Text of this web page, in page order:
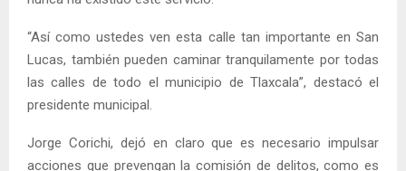
“Así como ustedes ven esta calle tan importante en San
Lucas, también pueden caminar tranquilamente por todas
las calles de todo el municipio de Tlaxcala”, destacó el
presidente municipal.
Jorge Corichi, dejó en claro que es necesario impulsar
acciones que prevengan la comisión de delitos, como es